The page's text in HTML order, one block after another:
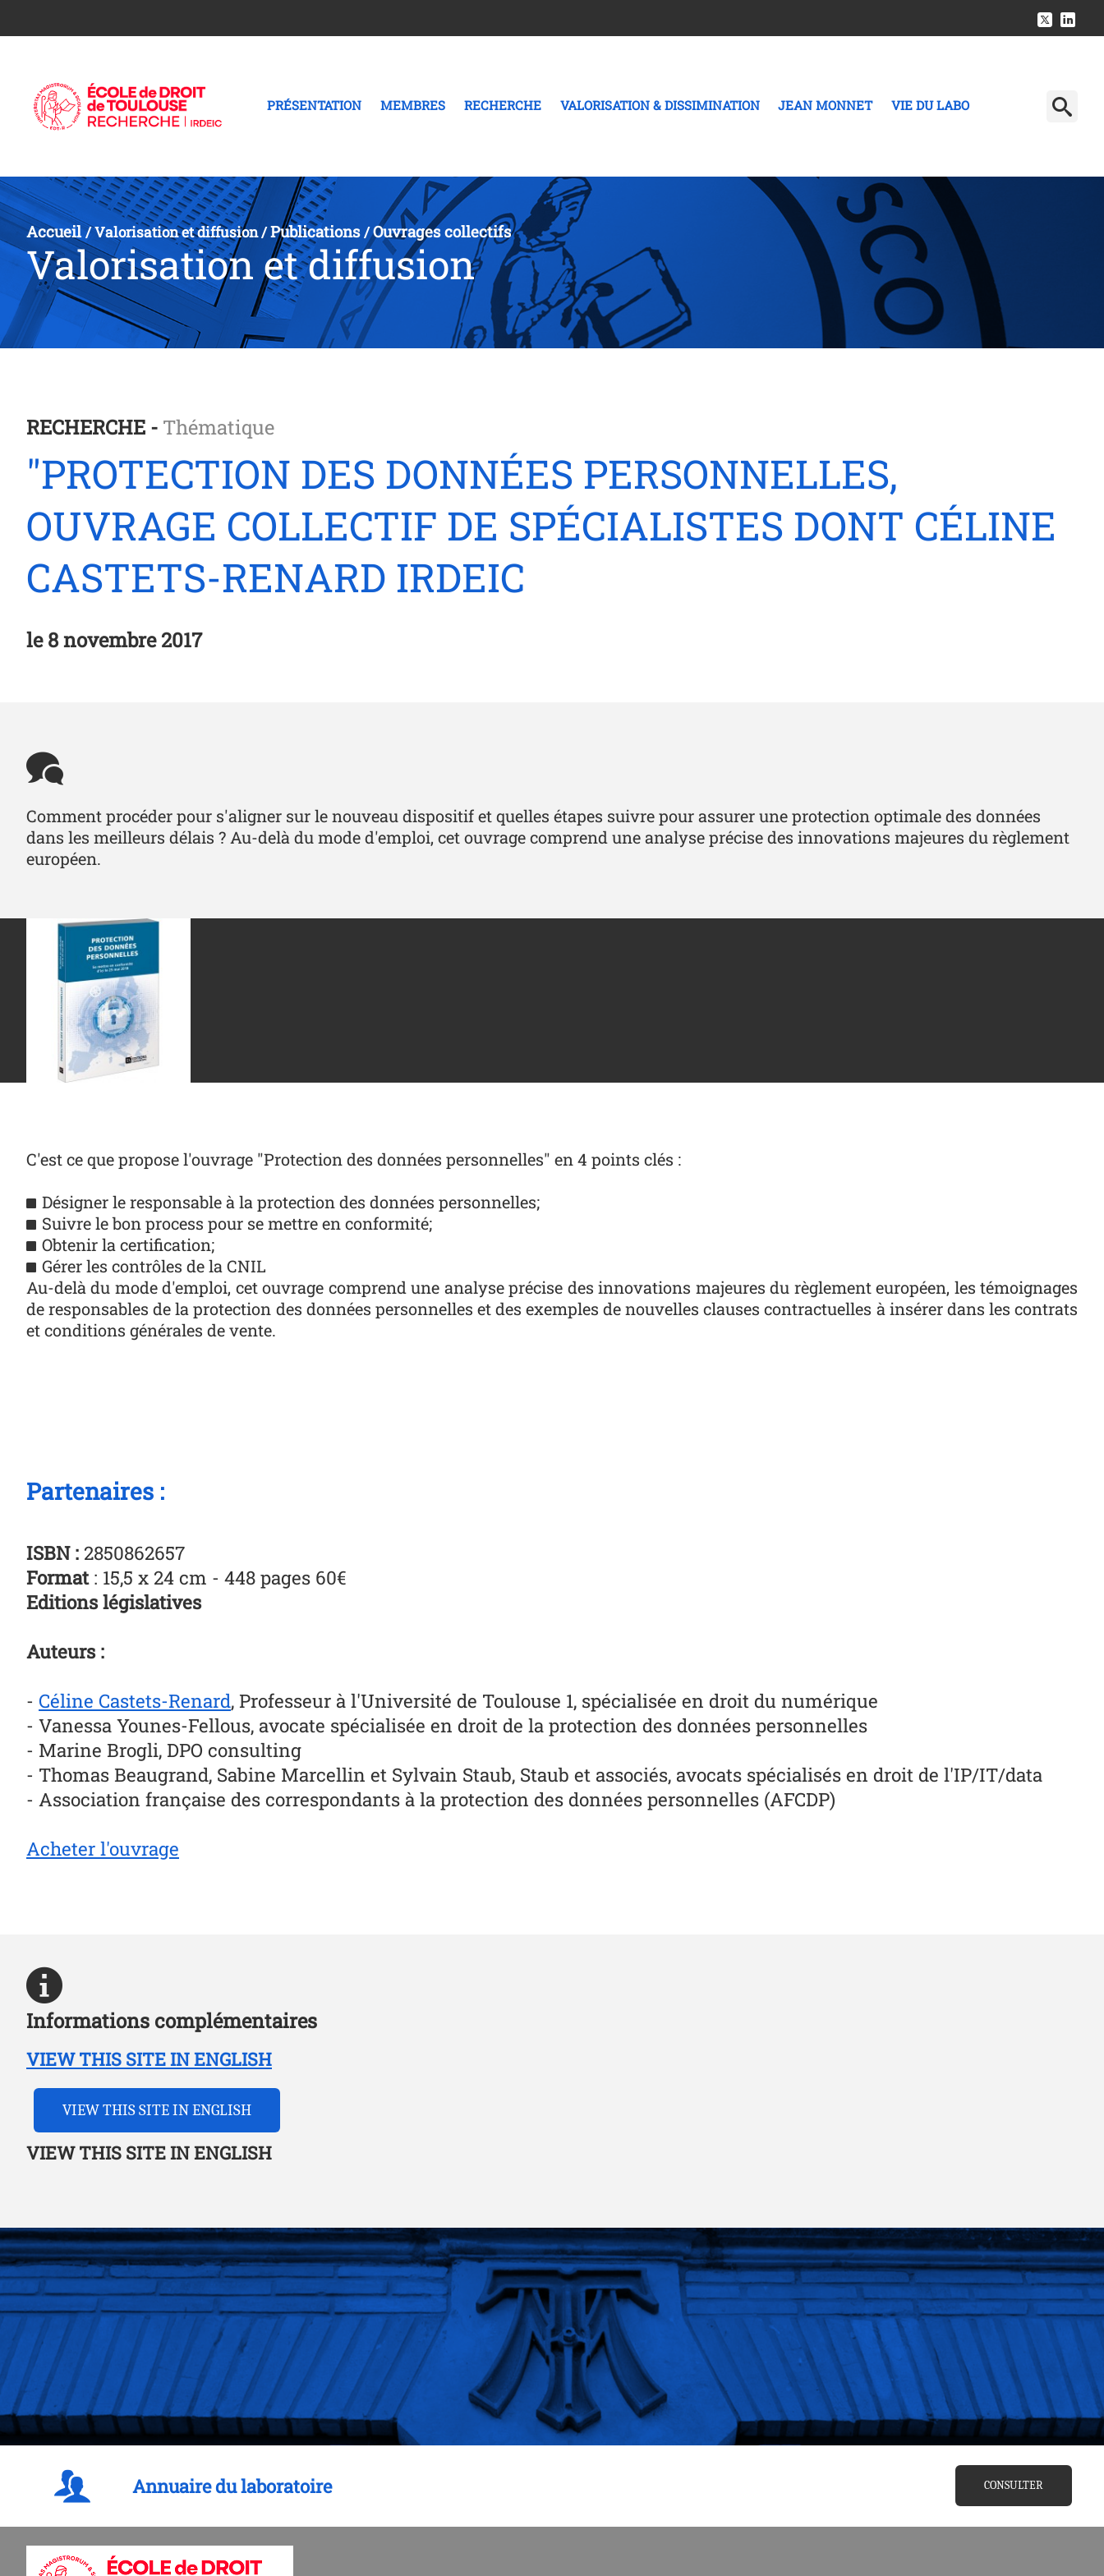
PRÉSENTATION MEMBRES RECHERCHE VALORISATION & DISSIMINATION JEAN MONNET VIE DU LABO
Accueil/Valorisation et diffusion/Publications/Ouvrages collectifs
Valorisation et diffusion
RECHERCHE - Thématique
"PROTECTION DES DONNÉES PERSONNELLES,
OUVRAGE COLLECTIF DE SPÉCIALISTES DONT CÉLINE
CASTETS-RENARD IRDEIC
le8 novembre 2017
Comment procéder pour s'aligner sur le nouveau dispositif et quelles étapes suivre pour assurer une protection optimale des données
dans les meilleurs délais ? Au-delà du mode d'emploi, cet ouvrage comprend une analyse précise des innovations majeures du règlement
européen.
C'est ce que propose l'ouvrage "Protection des données personnelles" en 4 points clés :
Désigner le responsable à la protection des données personnelles;
Suivre le bon process pour se mettre en conformité;
Obtenir la certification;
Gérer les contrôles de la CNIL
Au-delà du mode d'emploi, cet ouvrage comprend une analyse précise des innovations majeures du règlement européen, les témoignages
de responsables de la protection des données personnelles et des exemples de nouvelles clauses contractuelles à insérer dans les contrats
et conditions générales de vente.
Partenaires :
ISBN : 2850862657
Format : 15,5 x 24 cm - 448 pages 60€
Editions législatives
Auteurs :
- Céline Castets-Renard, Professeur à l'Université de Toulouse 1, spécialisée en droit du numérique
- Vanessa Younes-Fellous, avocate spécialisée en droit de la protection des données personnelles
- Marine Brogli, DPO consulting
- Thomas Beaugrand, Sabine Marcellin et Sylvain Staub, Staub et associés, avocats spécialisés en droit de l'IP/IT/data
- Association française des correspondants à la protection des données personnelles (AFCDP)
Acheter l'ouvrage
Informations complémentaires
VIEW THIS SITE IN ENGLISH
VIEW THIS SITE IN ENGLISH
VIEW THIS SITE IN ENGLISH
Annuaire du laboratoire CONSULTER